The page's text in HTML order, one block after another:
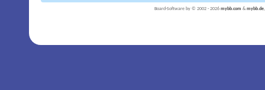
Board-Software by © 2002 - 2026 mybb.com & mybb.de